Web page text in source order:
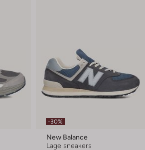
-30%
New Balance
Lage sneakers